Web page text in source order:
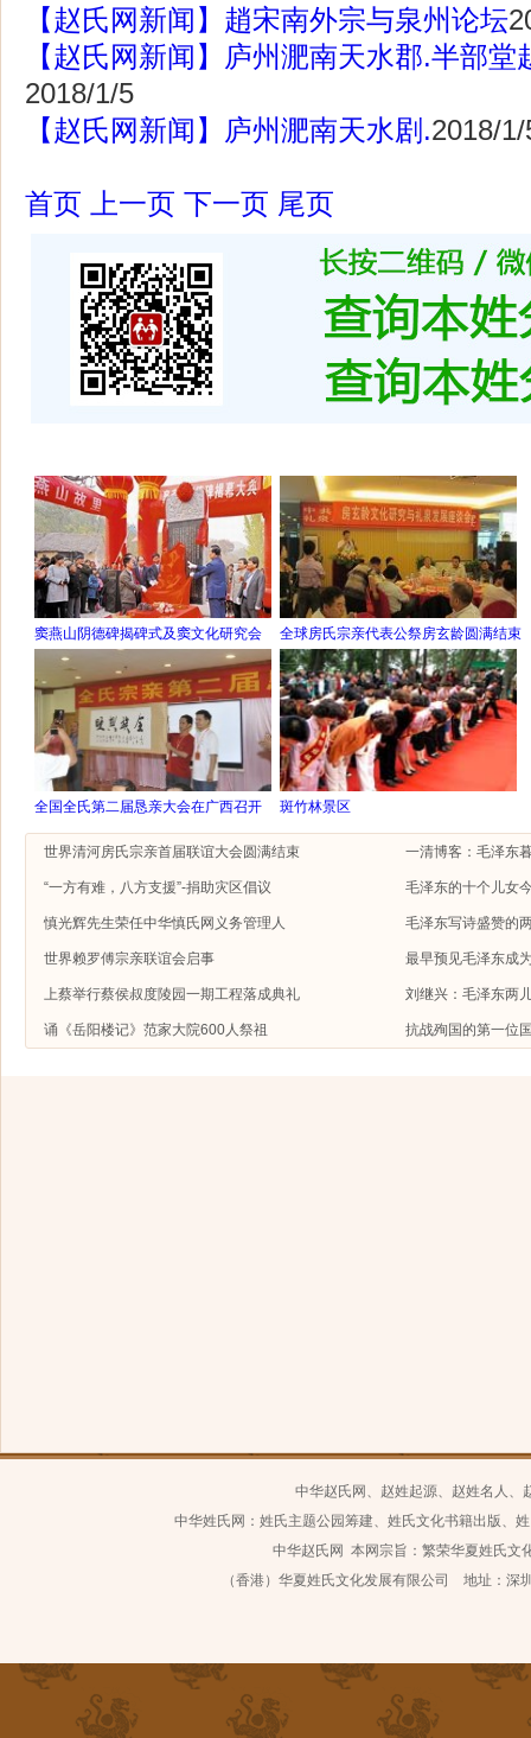
【赵氏网新闻】趙宋南外宗与泉州论坛
【赵氏网新闻】庐州淝南天水郡.半部堂
2018/1/5
【赵氏网新闻】庐州淝南天水剧.2018/1/
首页 上一页 下一页 尾页
窦燕山阴德碑揭碑式及窦文化研究会 全球房氏宗亲代表公祭房玄龄圆满结束
全国全氏第二届恳亲大会在广西召开 斑竹林景区
世界清河房氏宗亲首届联谊大会圆满结束 一清博客：毛泽东
“一方有难，八方支援”-捐助灾区倡议 毛泽东的十个儿女
慎光辉先生荣任中华慎氏网义务管理人 毛泽东写诗盛赞的
世界赖罗傅宗亲联谊会启事 最早预见毛泽东成
上蔡举行蔡侯叔度陵园一期工程落成典礼 刘继兴：毛泽东两
诵《岳阳楼记》范家大院600人祭祖 抗战殉国的第一位
中华赵氏网、赵姓起源、赵姓名人、
中华姓氏网：姓氏主题公园筹建、姓氏文化书籍出版、
中华赵氏网 本网宗旨：繁荣华夏姓氏文
（香港）华夏姓氏文化发展有限公司 地址：